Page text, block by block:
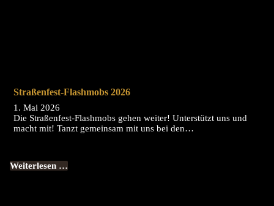
Straßenfest-Flashmobs 2026
1. Mai 2026
Die Straßenfest-Flashmobs gehen weiter! Unterstützt uns und
macht mit! Tanzt gemeinsam mit uns bei den…
Weiterlesen …